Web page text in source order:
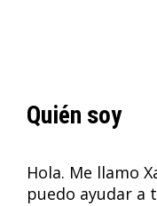
Quién soy
Hola. Me llamo
puedo ayudar a